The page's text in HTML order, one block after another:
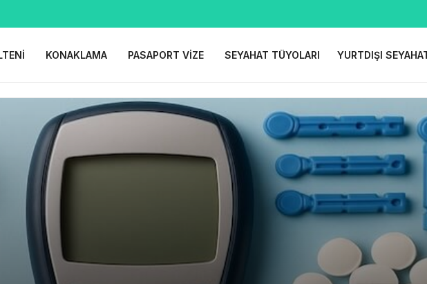
KONAKLAMA PASAPORT VIZE SEYAHAT TÜYOLARI YURTDIŞI